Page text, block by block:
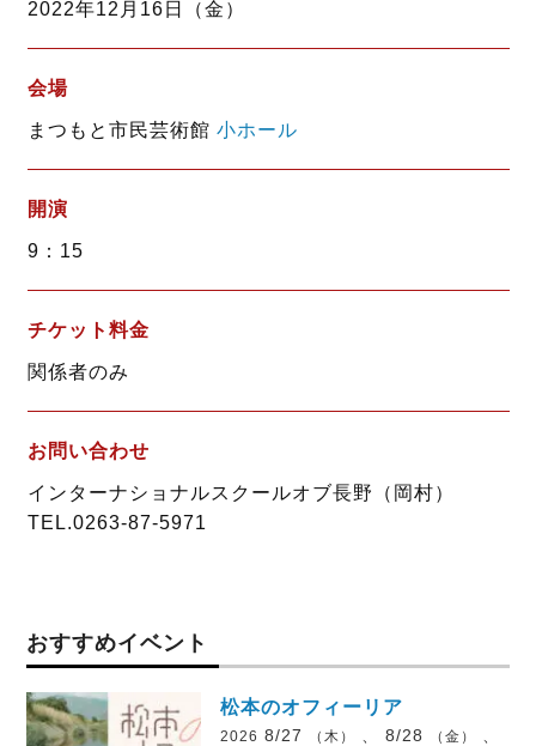
o
k
r
2022年12月16日（金）
会場
まつもと市民芸術館 小ホール
開演
9：15
チケット料金
関係者のみ
お問い合わせ
インターナショナルスクールオブ長野（岡村）
TEL.0263-87-5971
おすすめイベント
松本のオフィーリア
2026 8/27 （木） 、 8/28 （金）